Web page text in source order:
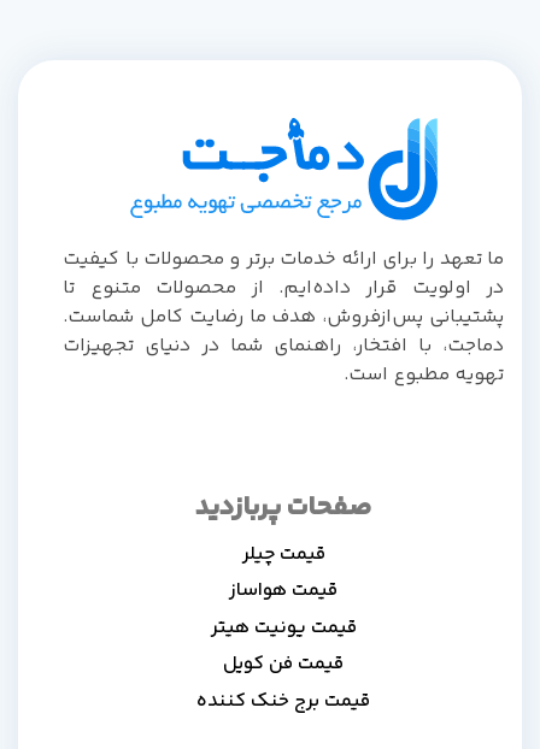
ما تعهد را برای ارائه خدمات برتر و محصولات با کیفیت
در اولویت قرار داده‌ایم. از محصولات متنوع تا
پشتیبانی پس‌از‌فروش، هدف ما رضایت کامل شماست.
دماجت، با افتخار، راهنمای شما در دنیای تجهیزات
تهویه مطبوع است.
صفحات پربازدید
قیمت چیلر
قیمت هواساز
قیمت یونیت هیتر
قیمت فن کویل
قیمت برج خنک کننده